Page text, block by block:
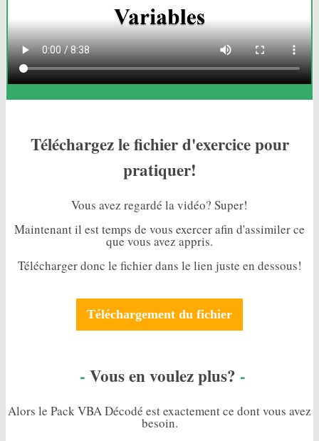
Téléchargez le fichier d'exercice pour
pratiquer!
Vous avez regardé la vidéo? Super!
Maintenant il est temps de vous exercer afin d'assimiler ce
que vous avez appris.
Télécharger donc le fichier dans le lien juste en dessous!
Téléchargement du fichier
- Vous en voulez plus? -
Alors le PackVBA Décodé est exactement ce dont vous avez
besoin.